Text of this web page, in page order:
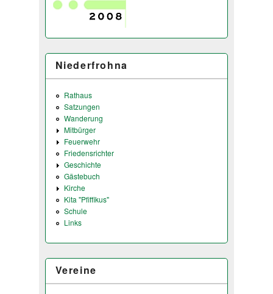
Niederfrohna
Rathaus
Satzungen
Wanderung
Mitbürger
Feuerwehr
Friedensrichter
Geschichte
Gästebuch
Kirche
Kita "Pfiffikus"
Schule
Links
Vereine